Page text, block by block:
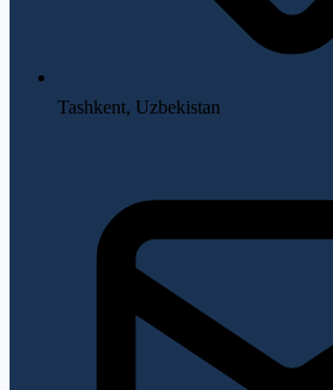
Tashkent, Uzbekistan